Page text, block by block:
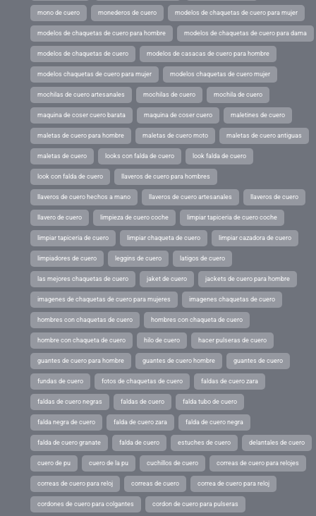
mono de cuero monederos de cuero modelos de chaquetas de cuero para mujer
modelos de chaquetas de cuero para hombre modelos de chaquetas de cuero para dama
modelos de chaquetas de cuero modelos de casacas de cuero para hombre
modelos chaquetas de cuero para mujer modelos chaquetas de cuero mujer
mochilas de cuero artesanales mochilas de cuero mochila de cuero
maquina de coser cuero barata maquina de coser cuero maletines de cuero
maletas de cuero para hombre maletas de cuero moto maletas de cuero antiguas
maletas de cuero looks con falda de cuero look falda de cuero
look con falda de cuero llaveros de cuero para hombres
llaveros de cuero hechos a mano llaveros de cuero artesanales llaveros de cuero
llavero de cuero limpieza de cuero coche limpiar tapiceria de cuero coche
limpiar tapiceria de cuero limpiar chaqueta de cuero limpiar cazadora de cuero
limpiadores de cuero leggins de cuero latigos de cuero
las mejores chaquetas de cuero jaket de cuero jackets de cuero para hombre
imagenes de chaquetas de cuero para mujeres imagenes chaquetas de cuero
hombres con chaquetas de cuero hombres con chaqueta de cuero
hombre con chaqueta de cuero hilo de cuero hacer pulseras de cuero
guantes de cuero para hombre guantes de cuero hombre guantes de cuero
fundas de cuero fotos de chaquetas de cuero faldas de cuero zara
faldas de cuero negras faldas de cuero falda tubo de cuero
falda negra de cuero falda de cuero zara falda de cuero negra
falda de cuero granate falda de cuero estuches de cuero delantales de cuero
cuero de pu cuero de la pu cuchillos de cuero correas de cuero para relojes
correas de cuero para reloj correas de cuero correa de cuero para reloj
cordones de cuero para colgantes cordon de cuero para pulseras